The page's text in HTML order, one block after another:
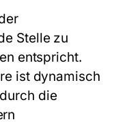
Stelle zu
entspricht.
ist dynamisch
die